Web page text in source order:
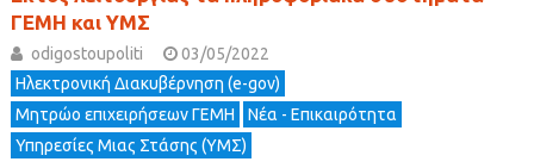
ΓΕΜΗ και ΥΜΣ
odigostoupoliti
03/05/2022
Ηλεκτρονική Διακυβέρνηση (e-gov)
Μητρώο επιχειρήσεων ΓΕΜΗ
Νέα - Επικαιρότητα
Υπηρεσίες Μιας Στάσης (ΥΜΣ)